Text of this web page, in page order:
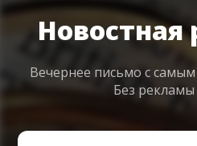
Новостная
Вечернее письмо с
Без